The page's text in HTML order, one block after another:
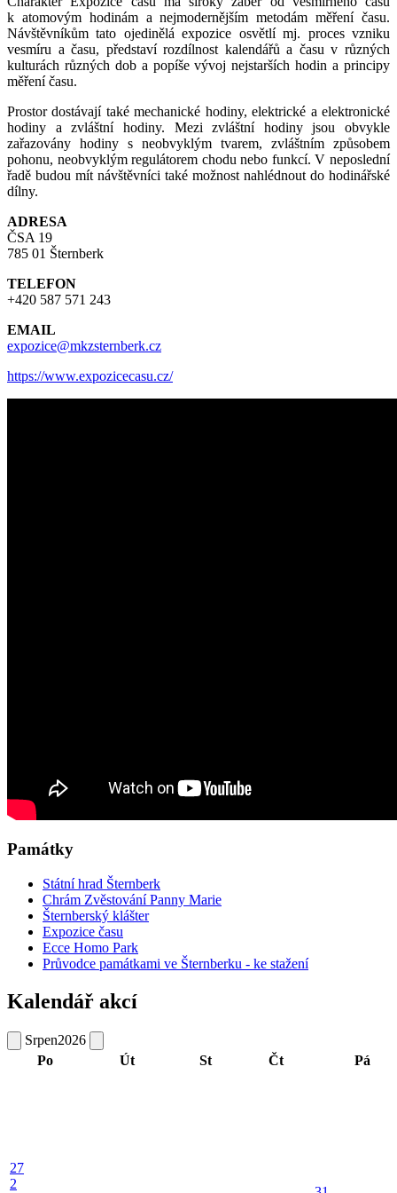
k atomovým hodinám a nejmodernějším metodám měření času.
Návštěvníkům tato ojedinělá expozice osvětlí mj. proces vzniku
vesmíru a času, představí rozdílnost kalendářů a času v různých
kulturách různých dob a popíše vývoj nejstarších hodin a principy
měření času.
Prostor dostávají také mechanické hodiny, elektrické a elektronické
hodiny a zvláštní hodiny. Mezi zvláštní hodiny jsou obvykle
zařazovány hodiny s neobvyklým tvarem, zvláštním způsobem
pohonu, neobvyklým regulátorem chodu nebo funkcí. V neposlední
řadě budou mít návštěvníci také možnost nahlédnout do hodinářské
dílny.
ADRESA
ČSA 19
785 01 Šternberk
TELEFON
+420 587 571 243
EMAIL
expozice@mkzsternberk.cz
https://www.expozicecasu.cz/
Památky
Státní hrad Šternberk
Chrám Zvěstování Panny Marie
Šternberský klášter
Expozice času
Ecce Homo Park
Průvodce památkami ve Šternberku - ke stažení
Kalendář akcí
Srpen2026
Po
Út St Čt Pá
27
2